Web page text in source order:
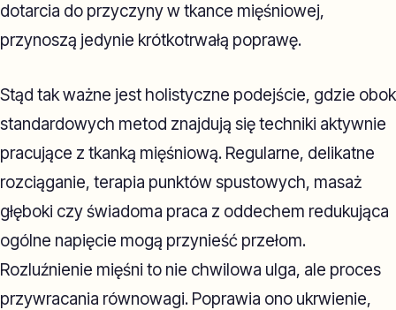
dotarcia do przyczyny w tkance mięśniowej,
przynoszą jedynie krótkotrwałą poprawę.
Stąd tak ważne jest holistyczne podejście, gdzie obok
standardowych metod znajdują się techniki aktywnie
pracujące z tkanką mięśniową. Regularne, delikatne
rozciąganie, terapia punktów spustowych, masaż
głęboki czy świadoma praca z oddechem redukująca
ogólne napięcie mogą przynieść przełom.
Rozluźnienie mięśni to nie chwilowa ulga, ale proces
przywracania równowagi. Poprawia ono ukrwienie,